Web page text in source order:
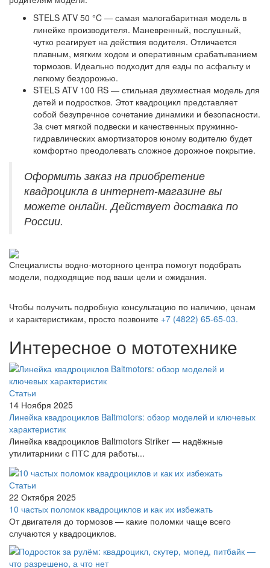
STELS ATV 50 °C — самая малогабаритная модель в
линейке производителя. Маневренный, послушный,
чутко реагирует на действия водителя. Отличается
плавным, мягким ходом и оперативным срабатыванием
тормозов. Идеально подходит для езды по асфальту и
легкому бездорожью.
STELS ATV 100 RS — стильная двухместная модель для
детей и подростков. Этот квадроцикл представляет
собой безупречное сочетание динамики и безопасности.
За счет мягкой подвески и качественных пружинно-
гидравлических амортизаторов юному водителю будет
комфортно преодолевать сложное дорожное покрытие.
Оформить заказ на приобретение
квадроцикла в интернет-магазине вы
можете онлайн. Действует доставка по
России.
Специалисты водно-моторного центра помогут подобрать
модели, подходящие под ваши цели и ожидания.
Чтобы получить подробную консультацию по наличию, ценам
и характеристикам, просто позвоните +7 (4822) 65-65-03.
Интересное о мототехнике
Статьи
14 Ноября 2025
Линейка квадроциклов Baltmotors: обзор моделей и ключевых
характеристик
Линейка квадроциклов Baltmotors Striker — надёжные
утилитарники с ПТС для работы...
Статьи
22 Октября 2025
10 частых поломок квадроциклов и как их избежать
От двигателя до тормозов — какие поломки чаще всего
случаются у квадроциклов.